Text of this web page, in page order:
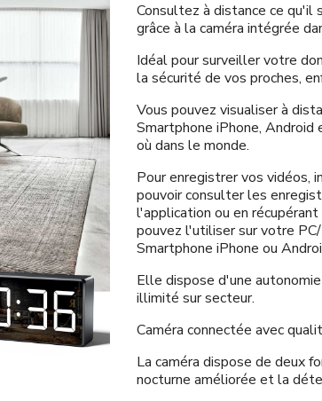
Consultez à distance ce qu'il
grâce à la caméra intégrée
Idéal pour surveiller votre
la sécurité de vos proches,
Vous pouvez visualiser à
Smartphone iPhone,
où dans le monde.
Pour enregistrer vos vidéos,
pouvoir consulter les
l'application ou en
pouvez l'utiliser sur votre
Smartphone iPhone ou
Elle dispose d'une
illimité sur secteur.
Caméra connectée avec
La caméra dispose de deux
nocturne améliorée et la